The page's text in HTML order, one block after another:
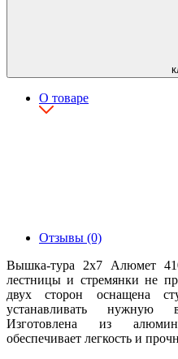
О товаре
Отзывы (0)
Вышка-тура 2х7 Алюмет
лестницы и стремянки не
двух сторон оснащена
устанавливать нужную
Изготовлена из
обеспечивает легкость и